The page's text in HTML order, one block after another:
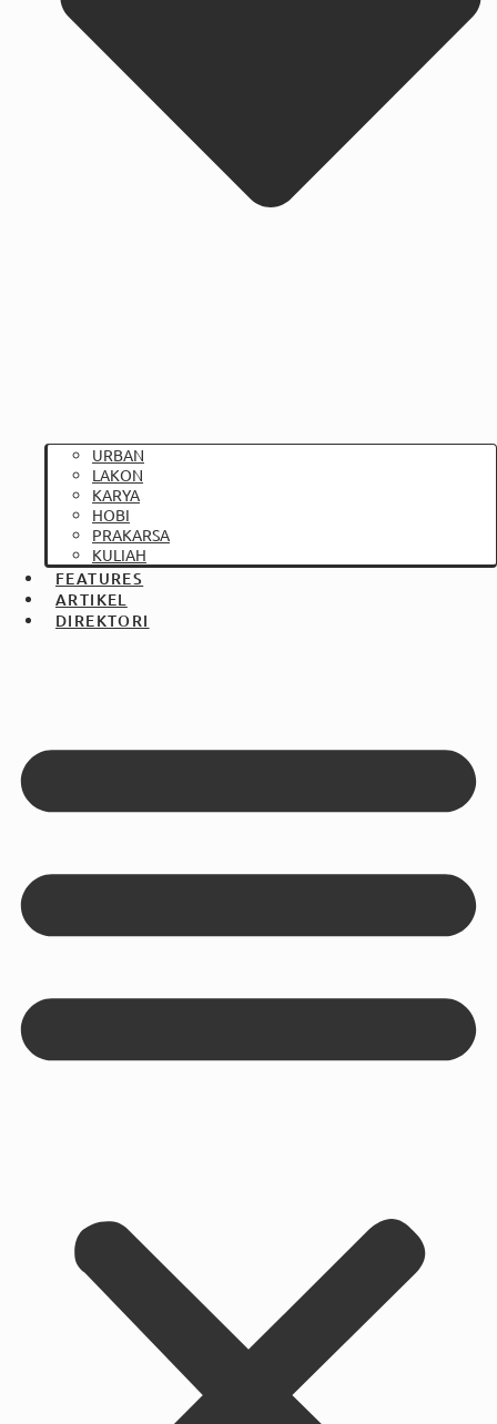
URBAN
LAKON
KARYA
HOBI
PRAKARSA
KULIAH
FEATURES
ARTIKEL
DIREKTORI